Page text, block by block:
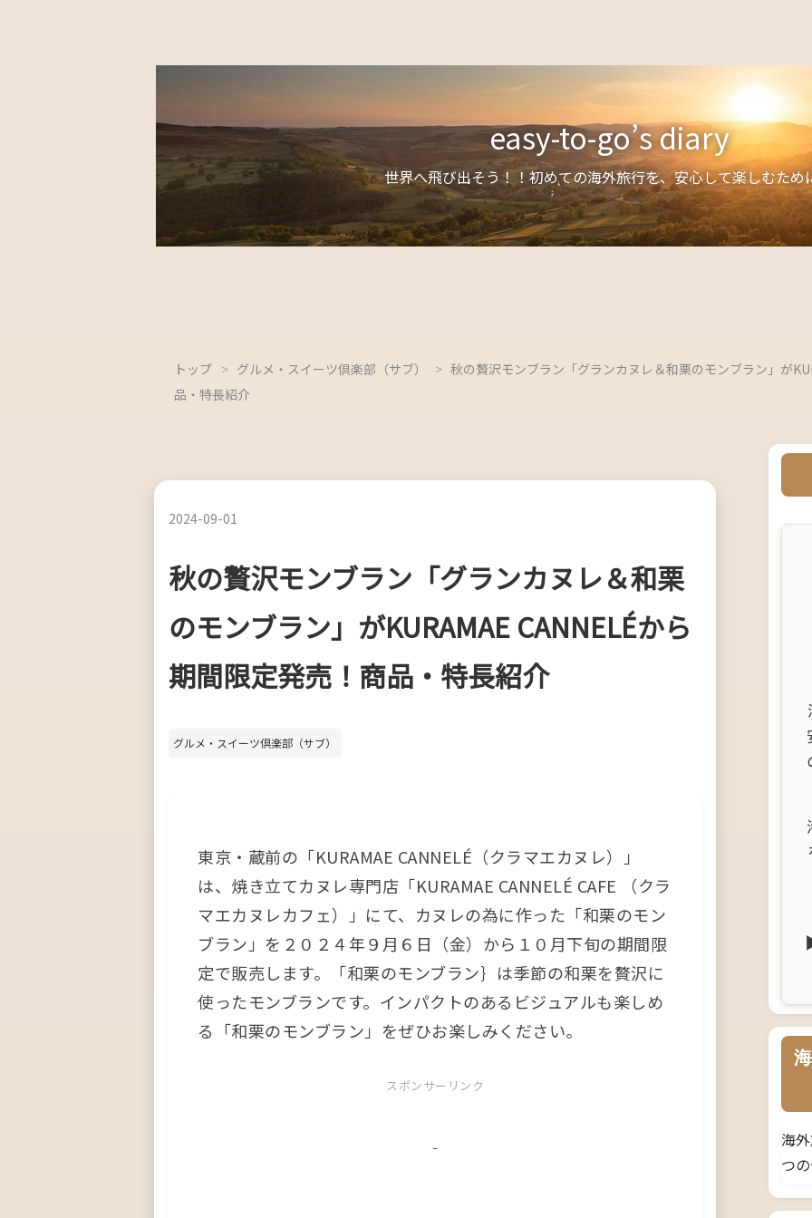
easy-to-go’s diary
世界へ飛び出そう！！初めての海外旅行を、安心して楽しむため
トップ > グルメ・スイーツ倶楽部（サブ） > 秋の贅沢モンブラン「グランカヌレ＆和栗のモンブラン」が
品・特長紹介
2024-09-01
秋の贅沢モンブラン「グランカヌレ＆和栗
のモンブラン」がKURAMAE CANNELÉから
期間限定発売！商品・特長紹介
グルメ・スイーツ倶楽部（サブ）
東京・蔵前の「KURAMAE CANNELÉ（クラマエカヌレ）」
は、焼き立てカヌレ専門店「KURAMAE CANNELÉ CAFE （クラ
マエカヌレカフェ）」にて、カヌレの為に作った「和栗のモン
ブラン」を２０２４年９月６日（金）から１０月下旬の期間限
定で販売します。「和栗のモンブラン｝は季節の和栗を贅沢に
使ったモンブランです。インパクトのあるビジュアルも楽しめ
る「和栗のモンブラン」をぜひお楽しみください。
スポンサーリンク
海
つ